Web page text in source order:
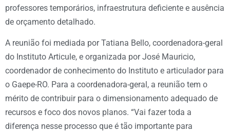
professores temporários, infraestrutura deficiente e ausência
de orçamento detalhado.
A reunião foi mediada por Tatiana Bello, coordenadora-geral
do Instituto Articule, e organizada por José Mauricio,
coordenador de conhecimento do Instituto e articulador para
o Gaepe-RO. Para a coordenadora-geral, a reunião tem o
mérito de contribuir para o dimensionamento adequado de
recursos e foco dos novos planos. “Vai fazer toda a
diferença nesse processo que é tão importante para